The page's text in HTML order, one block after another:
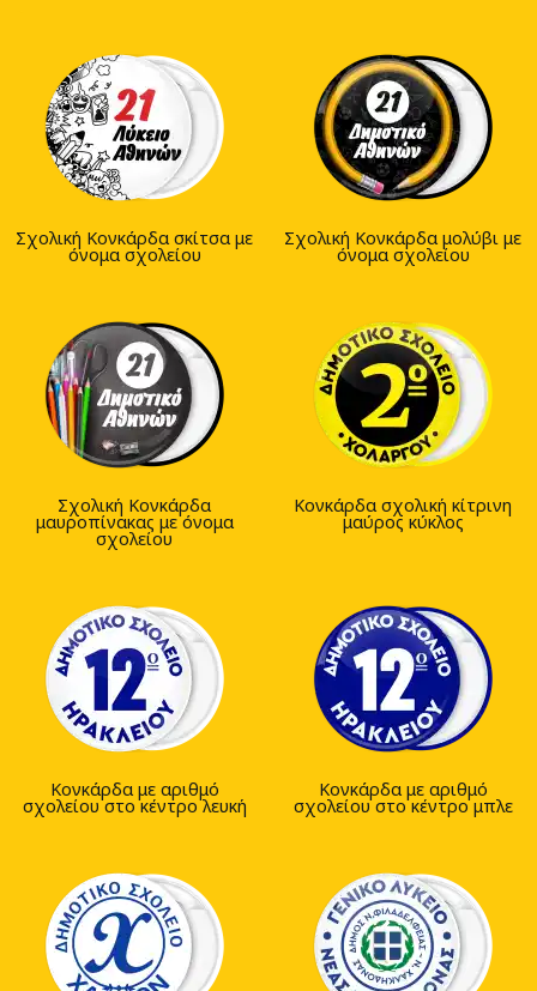
Σχολική Κονκάρδα σκίτσα με
όνομα σχολείου
Σχολική Κονκάρδα μολύβι με
όνομα σχολείου
Σχολική Κονκάρδα
μαυροπίνακας με όνομα
σχολείου
Κονκάρδα σχολική κίτρινη
μαύρος κύκλος
Κονκάρδα με αριθμό
σχολείου στο κέντρο λευκή
Κονκάρδα με αριθμό
σχολείου στο κέντρο μπλε